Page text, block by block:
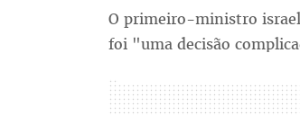
O primeiro-ministro
foi "uma decisão